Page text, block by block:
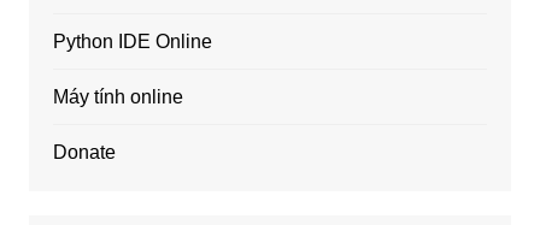
Python IDE Online
Máy tính online
Donate